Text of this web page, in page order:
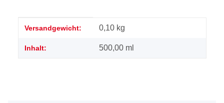
Produkteigenschaft
Wert
Versandgewicht: 0,10 kg
Inhalt: 500,00 ml